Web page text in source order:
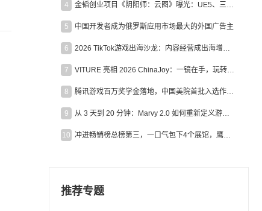
4 金韬创业项目《阴阳师：云图》曝光：UE5、三端互通、ARPG
5 中国开发者成为俄罗斯应用市场最大的外国广告主
6 2026 TikTok游戏出海沙龙：内容经营成出海增长新引擎
7 VITURE 亮相 2026 ChinaJoy：一镜在手，玩转全场！
8 腾讯游戏百万奖学金落地，中国美院首批入选作品获业内关注
9 从 3 天到 20 分钟：Marvy 2.0 如何重新定义游戏出海营销效率？
10 冲进畅销榜总榜第三，一口气包下4个展馆，鹰角把嘉年华做爆了
推荐专题